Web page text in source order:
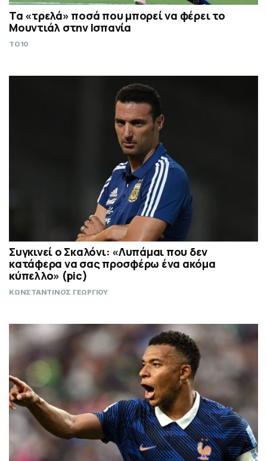
Τα «τρελά» ποσά που μπορεί να φέρει το
Μουντιάλ στην Ισπανία
TO10
Συγκινεί ο Σκαλόνι: «Λυπάμαι που δεν
κατάφερα να σας προσφέρω ένα ακόμα
κύπελλο» (pic)
ΚΩΝΣΤΑΝΤΙΝΟΣ ΓΕΩΡΓΙΟΥ